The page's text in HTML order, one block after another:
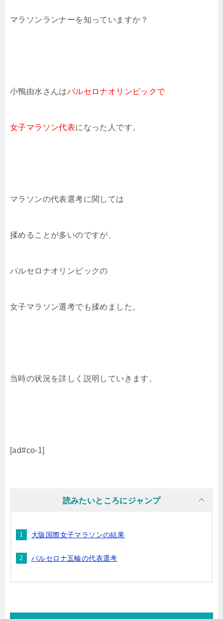
マラソンランナーを知っていますか？
小鴨由水さんはバルセロナオリンピックで
女子マラソン代表になった人です。
マラソンの代表選考に関しては
揉めることが多いのですが、
バルセロナオリンピックの
女子マラソン選考でも揉めました。
当時の状況を詳しく説明していきます。
[ad#co-1]
読みたいところにジャンプ
大阪国際女子マラソンの結果
バルセロナ五輪の代表選考